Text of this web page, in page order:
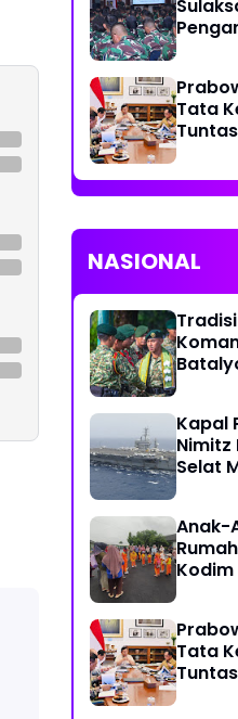
Tata
NASIONAL
Kapal
Nimitz
Selat
Anak-
Kodim
Tata